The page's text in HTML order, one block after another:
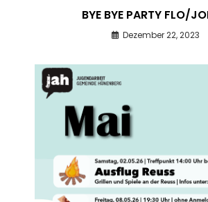
BYE BYE PARTY FLO/
Dezember 22, 2023